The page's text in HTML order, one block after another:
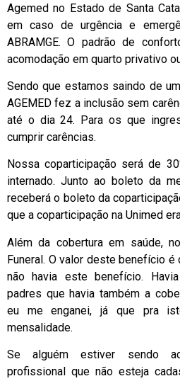
Agemed no Estado de Santa
em caso de urgência e
ABRAMGE. O padrão de
acomodação em quarto privativo
Sendo que estamos saindo de
AGEMED fez a inclusão sem
até o dia 24. Para os que
cumprir carências.
Nossa coparticipação será de
internado. Junto ao boleto da
receberá o boleto da
que a coparticipação na Unimed
Além da cobertura em saúde,
Funeral. O valor deste benefício é
não havia este benefício.
padres que havia também a
eu me enganei, já que pra
mensalidade.
Se alguém estiver sendo
profissional que não esteja